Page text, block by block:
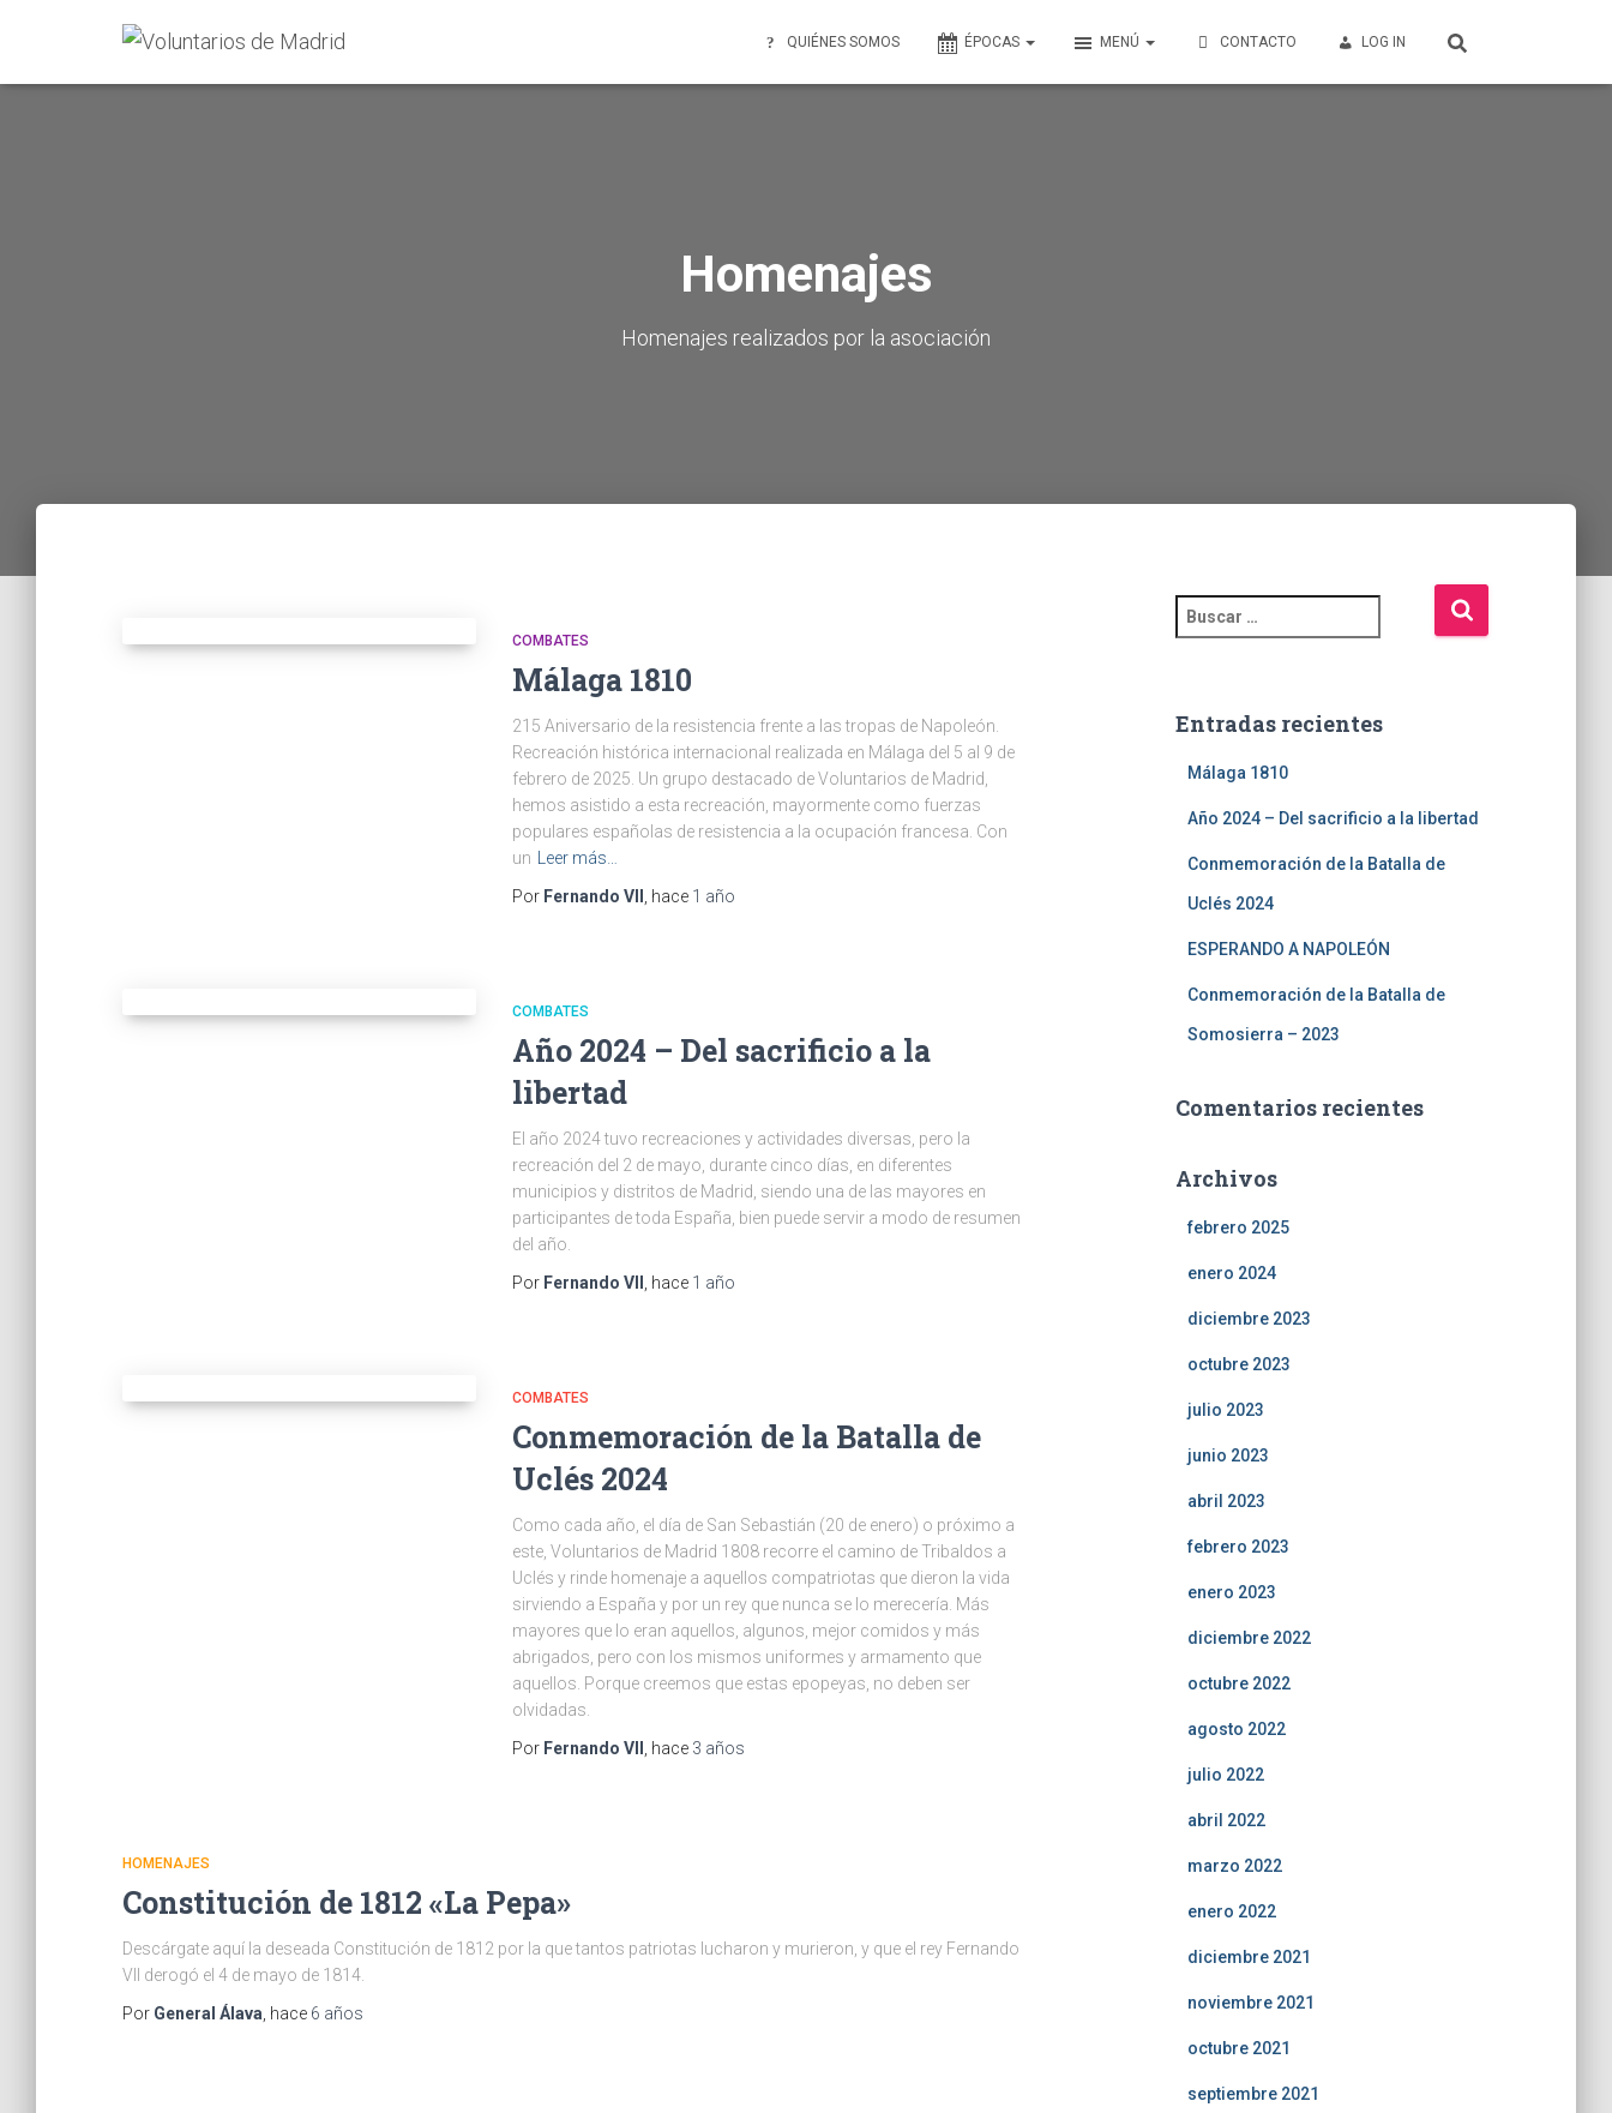
QUIÉNES SOMOS ÉPOCAS MENÚ CONTACTO LOG IN
Homenajes
Homenajes realizados por la asociación
COMBATES
Málaga 1810
215 Aniversario de la resistencia frente a las tropas de Napoleón.
Recreación histórica internacional realizada en Málaga del 5 al 9 de
febrero de 2025. Un grupo destacado de Voluntarios de Madrid,
hemos asistido a esta recreación, mayormente como fuerzas
populares españolas de resistencia a la ocupación francesa. Con
un
Leer más…
Por Fernando VII , hace 1 año
COMBATES
Año 2024 – Del sacrificio a la
libertad
El año 2024 tuvo recreaciones y actividades diversas, pero la
recreación del 2 de mayo, durante cinco días, en diferentes
municipios y distritos de Madrid, siendo una de las mayores en
participantes de toda España, bien puede servir a modo de resumen
del año.
Por Fernando VII , hace 1 año
COMBATES
Conmemoración de la Batalla de
Uclés 2024
Como cada año, el día de San Sebastián (20 de enero) o próximo a
este, Voluntarios de Madrid 1808 recorre el camino de Tribaldos a
Uclés y rinde homenaje a aquellos compatriotas que dieron la vida
sirviendo a España y por un rey que nunca se lo merecería. Más
mayores que lo eran aquellos, algunos, mejor comidos y más
abrigados, pero con los mismos uniformes y armamento que
aquellos. Porque creemos que estas epopeyas, no deben ser
olvidadas.
Por Fernando VII , hace 3 años
HOMENAJES
Constitución de 1812 «La Pepa»
Descárgate aquí la deseada Constitución de 1812 por la que tantos patriotas lucharon y murieron, y que el rey Fernando
VII derogó el 4 de mayo de 1814.
Por General Álava , hace 6 años
Entradas recientes
Málaga 1810
Año 2024 – Del sacrificio a la libertad
Conmemoración de la Batalla de
Uclés 2024
ESPERANDO A NAPOLEÓN
Conmemoración de la Batalla de
Somosierra – 2023
Comentarios recientes
Archivos
febrero 2025
enero 2024
diciembre 2023
octubre 2023
julio 2023
junio 2023
abril 2023
febrero 2023
enero 2023
diciembre 2022
octubre 2022
agosto 2022
julio 2022
abril 2022
marzo 2022
enero 2022
diciembre 2021
noviembre 2021
octubre 2021
septiembre 2021